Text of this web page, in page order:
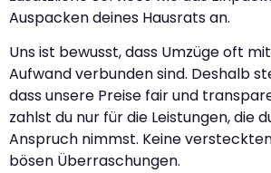
Auspacken deines Hausrats an.
Uns ist bewusst, dass Umzüge oft
Aufwand verbunden sind. Deshalb
dass unsere Preise fair und
zahlst du nur für die Leistungen, die
Anspruch nimmst. Keine
bösen Überraschungen.